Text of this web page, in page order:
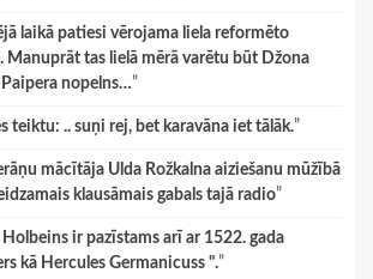
laikā patiesi vērojama liela reformēto
tas lielā mērā varētu būt Džona
nopelns…”
teiktu: .. suņi rej, bet karavāna iet tālāk.”
mācītāja Ulda Rožkalna aiziešanu mūžībā
klausāmais gabals tajā radio”
ir pazīstams arī ar 1522. gada
kā Hercules Germanicuss ".”